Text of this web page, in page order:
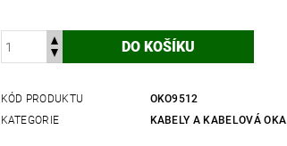
KÓD PRODUKTU
OKO9512
KATEGORIE
KABELY A KABELOVÁ OKA